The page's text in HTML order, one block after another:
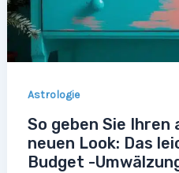
Astrologie
So geben Sie Ihren
neuen Look: Das
Budget -